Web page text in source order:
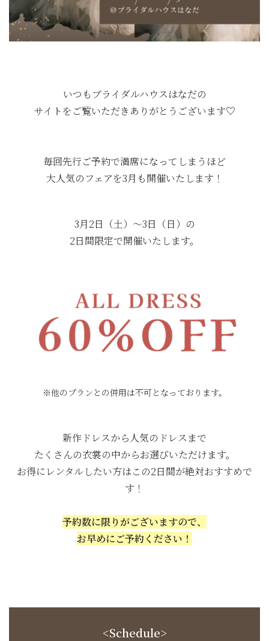
いつもブライダルハウスはなだの
サイトをご覧いただきありがとうございます♡
毎回先行ご予約で満席になってしまうほど
大人気のフェアを3月も開催いたします！
3月2日（土）〜3日（日）の
2日間限定で開催いたします。
※他のプランとの併用は不可となっております。
新作ドレスから人気のドレスまで
たくさんの衣裳の中からお選びいただけます。
お得にレンタルしたい方はこの2日間が絶対おすすめで
す！
予約数に限りがございますので、
お早めにご予約ください！
<Schedule>